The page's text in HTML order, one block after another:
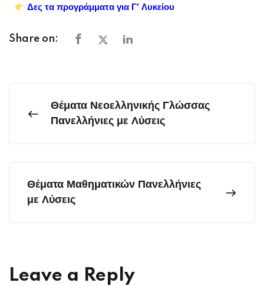
Δες τα προγράμματα για Γ’ Λυκείου
Share on:
Θέματα Νεοελληνικής Γλώσσας
Πανελλήνιες με Λύσεις
Θέματα Μαθηματικών Πανελλήνιες
με Λύσεις
Leave a Reply